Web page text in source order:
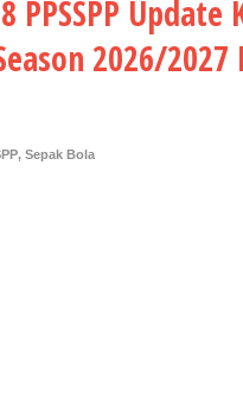
PPSSPP Update
2026/2027
, Sepak Bola